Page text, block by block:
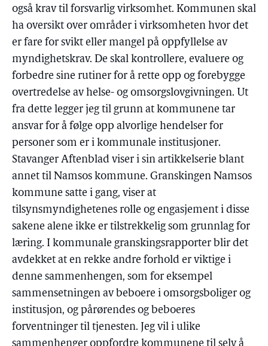
også krav til forsvarlig virksomhet. Kommunen skal
ha oversikt over områder i virksomheten hvor det
er fare for svikt eller mangel på oppfyllelse av
myndighetskrav. De skal kontrollere, evaluere og
forbedre sine rutiner for å rette opp og forebygge
overtredelse av helse- og omsorgslovgivningen. Ut
fra dette legger jeg til grunn at kommunene tar
ansvar for å følge opp alvorlige hendelser for
personer som er i kommunale institusjoner.
Stavanger Aftenblad viser i sin artikkelserie blant
annet til Namsos kommune. Granskingen Namsos
kommune satte i gang, viser at
tilsynsmyndighetenes rolle og engasjement i disse
sakene alene ikke er tilstrekkelig som grunnlag for
læring. I kommunale granskingsrapporter blir det
avdekket at en rekke andre forhold er viktige i
denne sammenhengen, som for eksempel
sammensetningen av beboere i omsorgsboliger og
institusjon, og pårørendes og beboeres
forventninger til tjenesten. Jeg vil i ulike